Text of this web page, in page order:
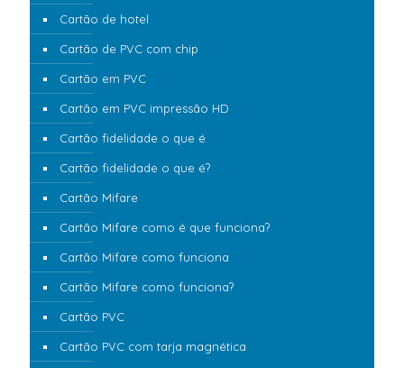
Cartão de hotel
Cartão de PVC com chip
Cartão em PVC
Cartão em PVC impressão HD
Cartão fidelidade o que é
Cartão fidelidade o que é?
Cartão Mifare
Cartão Mifare como é que funciona?
Cartão Mifare como funciona
Cartão Mifare como funciona?
Cartão PVC
Cartão PVC com tarja magnética